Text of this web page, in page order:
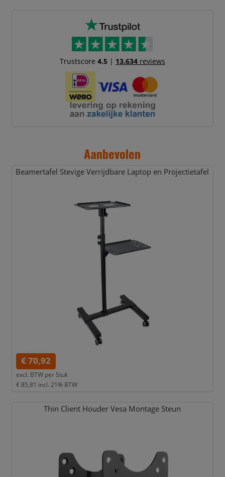
Trustscore 4.5| 13.634reviews
Aanbevolen
Beamertafel Stevige Verrijdbare Laptop en Projectietafel
€ 70,92
excl. BTW per Stuk
€ 85,81 incl. 21% BTW
Thin Client Houder Vesa Montage Steun